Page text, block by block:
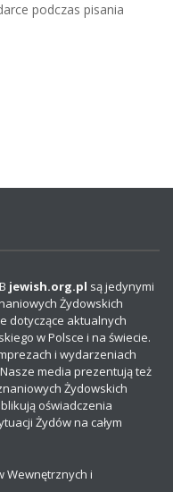
podczas pisania
jewish.org.pl są jedynymi
Żydowskich
dotyczące aktualnych
w Polsce i na świecie.
i wydarzeniach
media prezentują też
Żydowskich
oświadczenia
Żydów na całym
Wewnętrznych i